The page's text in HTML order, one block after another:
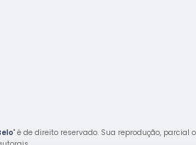
" é de direito reservado. Sua reprodução,